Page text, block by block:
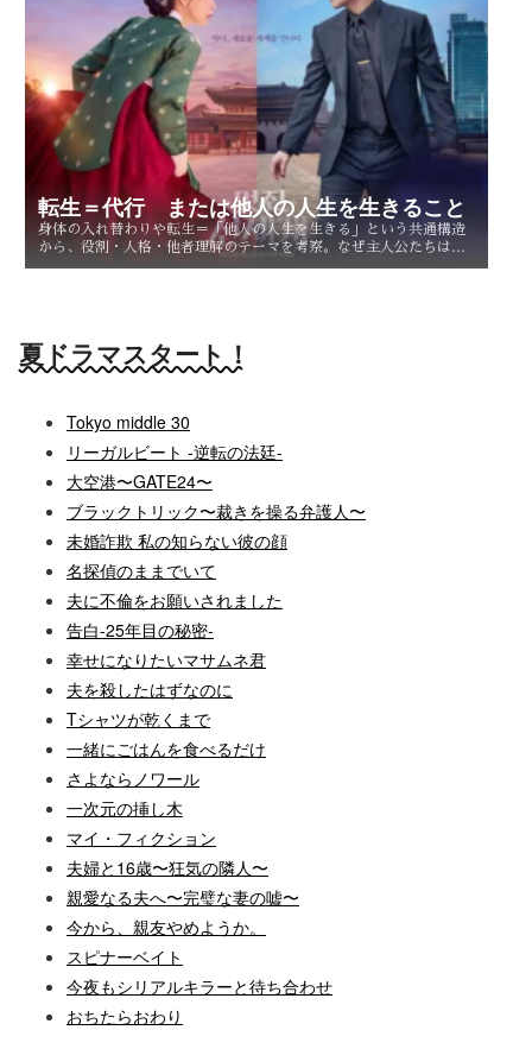
転生＝代行 または他人の人生を生きること
身体の入れ替わりや転生＝「他人の人生を生きる」という共通構造
から、役割・人格・他者理解のテーマを考察。なぜ主人公たちは他
夏ドラマスタート！
Tokyo middle 30
リーガルビート -逆転の法廷-
大空港〜GATE24〜
ブラックトリック〜裁きを操る弁護人〜
未婚詐欺 私の知らない彼の顔
名探偵のままでいて
夫に不倫をお願いされました
告白-25年目の秘密-
幸せになりたいマサムネ君
夫を殺したはずなのに
Tシャツが乾くまで
一緒にごはんを食べるだけ
さよならノワール
一次元の挿し木
マイ・フィクション
夫婦と16歳〜狂気の隣人〜
親愛なる夫へ〜完璧な妻の嘘〜
今から、親友やめようか。
スピナーベイト
今夜もシリアルキラーと待ち合わせ
おちたらおわり